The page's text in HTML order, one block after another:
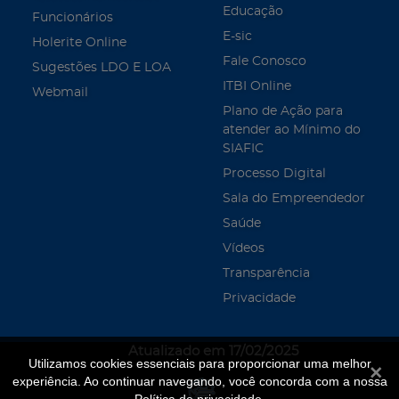
Utilizamos cookies essenciais para proporcionar uma melhor
experiência. Ao continuar navegando, você concorda com a nossa
Funcionários
Holerite Online
Sugestões LDO E LOA
Webmail
Educação
E-sic
Fale Conosco
ITBI Online
Plano de Ação para
atender ao Mínimo do
SIAFIC
Processo Digital
Sala do Empreendedor
Saúde
Vídeos
Transparência
Privacidade
Atualizado em 17/02/2025